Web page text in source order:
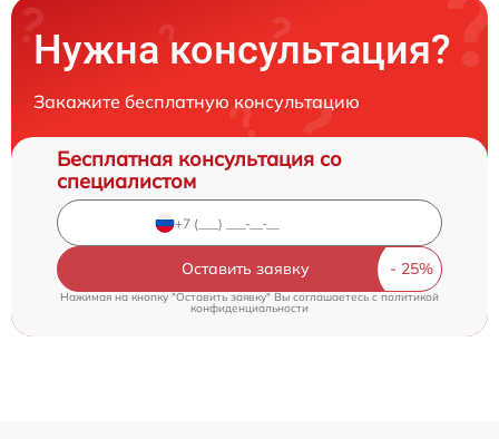
Нужна консультация?
Закажите бесплатную консультацию
Бесплатная консультация со
специалистом
Оставить заявку
Нажимая на кнопку "Оставить заявку" Вы соглашаетесь c политикой
конфиденциальности